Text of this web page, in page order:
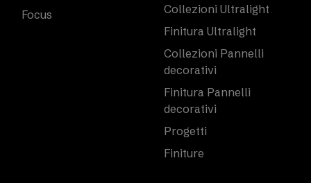
Focus
Collezioni Ultralight
Finitura Ultralight
Collezioni Pannelli
decorativi
Finitura Pannelli
decorativi
Progetti
Finiture